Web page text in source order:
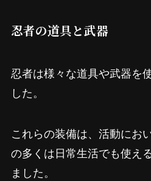
忍者の道具と武器
忍者は様々な道具や武器を
した。
これらの装備は、活動にお
の多くは日常生活でも使え
ました。